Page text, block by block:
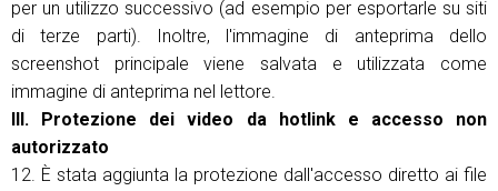
per un utilizzo successivo (ad esempio per esportarle su siti
di terze parti). Inoltre, l'immagine di anteprima dello
screenshot principale viene salvata e utilizzata come
immagine di anteprima nel lettore.
III. Protezione dei video da hotlink e accesso non
autorizzato
12. È stata aggiunta la protezione dall'accesso diretto ai file